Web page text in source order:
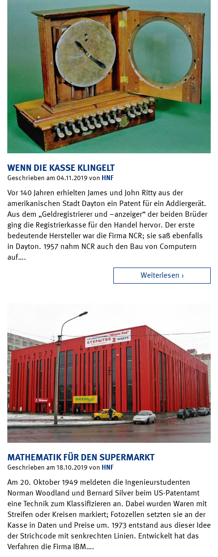
WENN DIE KASSE KLINGELT
Geschrieben am 04.11.2019 von HNF
Vor 140 Jahren erhielten James und John Ritty aus der
amerikanischen Stadt Dayton ein Patent für ein Addiergerät.
Aus dem „Geldregistrierer und –anzeiger“ der beiden Brüder
ging die Registrierkasse für den Handel hervor. Der erste
bedeutende Hersteller war die Firma NCR; sie saß ebenfalls
in Dayton. 1957 nahm NCR auch den Bau von Computern
auf….
Weiterlesen
MATHEMATIK FÜR DEN SUPERMARKT
Geschrieben am 18.10.2019 von HNF
Am 20. Oktober 1949 meldeten die Ingenieurstudenten
Norman Woodland und Bernard Silver beim US-Patentamt
eine Technik zum Klassifizieren an. Dabei wurden Waren mit
Streifen oder Kreisen markiert; Fotozellen setzten sie an der
Kasse in Daten und Preise um. 1973 entstand aus dieser Idee
der Strichcode mit senkrechten Linien. Entwickelt hat das
Verfahren die Firma IBM….